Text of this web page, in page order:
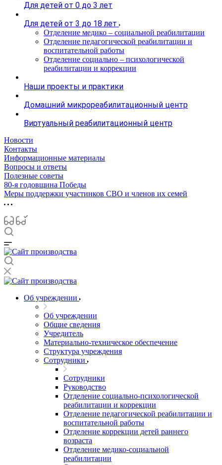
Для детей от 0 до 3 лет
Для детей от 3 до 18 лет
Отделение медико – социальной реабилитации
Отделение педагогической реабилитации и
воспитательной работы
Отделение социально – психологической
реабилитации и коррекции
Наши проекты и практики
Домашний микрореабилитационный центр
Виртуальный реабилитационный центр
Новости
Контакты
Информационные материалы
Вопросы и ответы
Полезные советы
80-я годовщина Победы
Меры поддержки участинков СВО и членов их семей
Об учреждении
Об учреждении
Общие сведения
Учредитель
Материально-техническое обеспечение
Структура учреждения
Сотрудники
Сотрудники
Руководство
Отделение социально-психологической
реабилитации и коррекции
Отделение педагогической реабилитации и
воспитательной работы
Отделение коррекции детей раннего
возраста
Отделение медико-социальной
реабилитации